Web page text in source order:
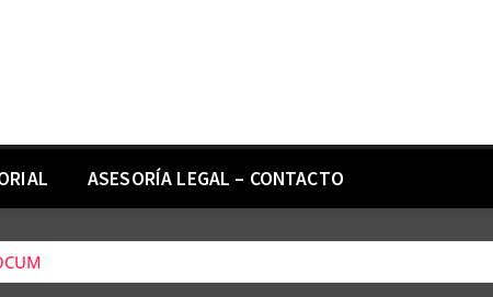
ASESORÍA LEGAL – CONTACTO